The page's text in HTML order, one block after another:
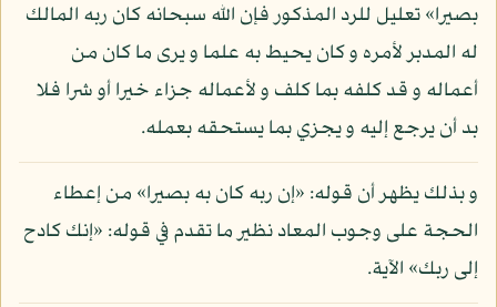
بصيرا» تعليل للرد المذكور فإن الله سبحانه كان ربه المالك
له المدبر لأمره و كان يحيط به علما و يرى ما كان من
أعماله و قد كلفه بما كلف و لأعماله جزاء خيرا أو شرا فلا
بد أن يرجع إليه و يجزي بما يستحقه بعمله.
و بذلك يظهر أن قوله: «إن ربه كان به بصيرا» من إعطاء
الحجة على وجوب المعاد نظير ما تقدم في قوله: «إنك كادح
إلى ربك» الآية.